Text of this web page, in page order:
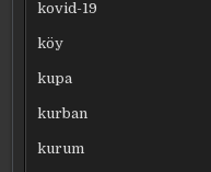
kovid-19
köy
kupa
kurban
kurum